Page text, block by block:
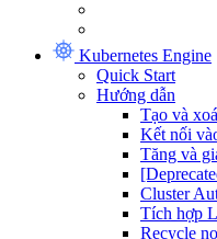
Kubernetes Engine
Quick Start
Hướng dẫn
Tạo và
Kết nối
Tăng và
Cluster
Tích hợp
Recycle